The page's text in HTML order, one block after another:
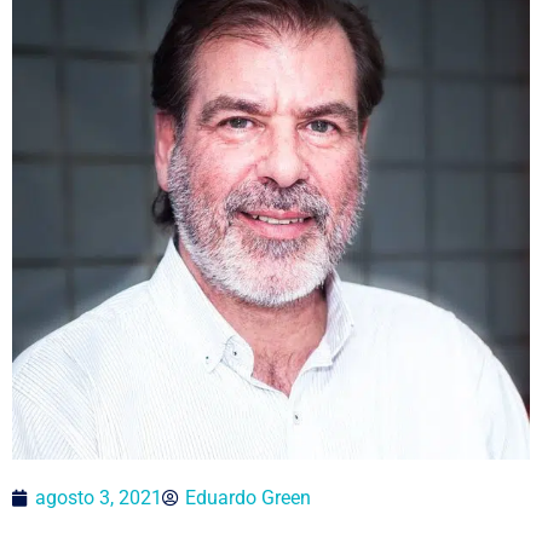
agosto 3, 2021 Eduardo Green